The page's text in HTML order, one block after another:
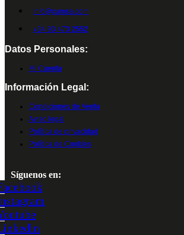
info@cumsa.com
+34 93 473 2552
Datos Personales:
Mi Cuenta
Información Legal:
Condiciones de Venta
Aviso legal
Política de privacidad
Política de Cookies
Síguenos en: